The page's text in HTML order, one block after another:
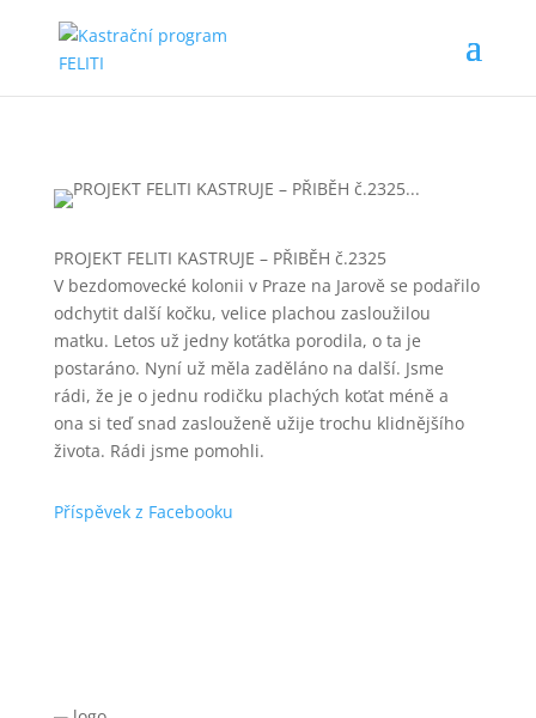
PROJEKT FELITI KASTRUJE – PŘIBĚH č.2325
V bezdomovecké kolonii v Praze na Jarově se podařilo
odchytit další kočku, velice plachou zasloužilou
matku. Letos už jedny koťátka porodila, o ta je
postaráno. Nyní už měla zaděláno na další. Jsme
rádi, že je o jednu rodičku plachých koťat méně a
ona si teď snad zaslouženě užije trochu klidnějšího
života. Rádi jsme pomohli.
Příspěvek z Facebooku